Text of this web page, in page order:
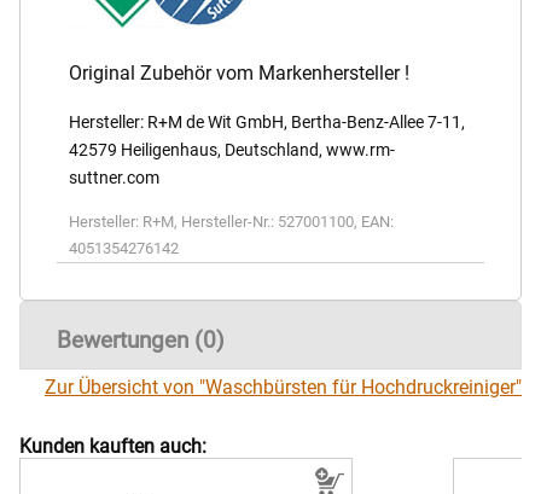
Original Zubehör vom Markenhersteller !
Hersteller: R+M de Wit GmbH, Bertha-Benz-Allee 7-11,
42579 Heiligenhaus, Deutschland, www.rm-
suttner.com
Hersteller: R+M, Hersteller-Nr.: 527001100, EAN:
4051354276142
Bewertungen (0)
Zur Übersicht von "Waschbürsten für Hochdruckreiniger"
Kunden kauften auch: